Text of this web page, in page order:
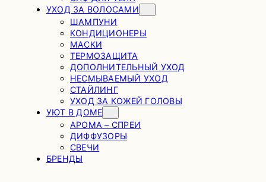
УХОД ЗА ВОЛОСАМИ
ШАМПУНИ
КОНДИЦИОНЕРЫ
МАСКИ
ТЕРМОЗАЩИТА
ДОПОЛНИТЕЛЬНЫЙ УХОД
НЕСМЫВАЕМЫЙ УХОД
СТАЙЛИНГ
УХОД ЗА КОЖЕЙ ГОЛОВЫ
УЮТ В ДОМЕ
АРОМА – СПРЕИ
ДИФФУЗОРЫ
СВЕЧИ
БРЕНДЫ